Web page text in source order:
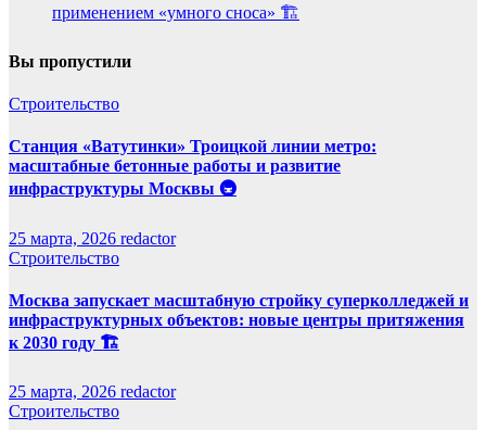
применением «умного сноса» 🏗️
Вы пропустили
Строительство
Станция «Ватутинки» Троицкой линии метро:
масштабные бетонные работы и развитие
инфраструктуры Москвы 🚇
25 марта, 2026 redactor
Строительство
Москва запускает масштабную стройку суперколледжей и
инфраструктурных объектов: новые центры притяжения
к 2030 году 🏗️
25 марта, 2026 redactor
Строительство